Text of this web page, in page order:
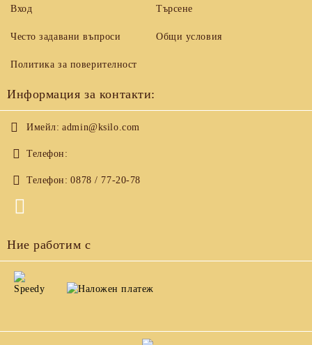
Вход
Често задавани въпроси
Търсене
Общи условия
Политика за поверителност
Информация за контакти:
Имейл: admin@ksilo.com
Телефон:
Телефон: 0878 / 77-20-78
Ние работим с